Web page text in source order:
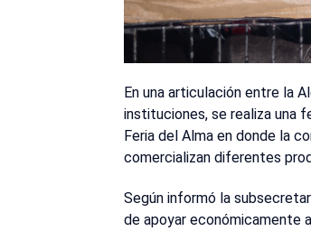
En una articulación entre la
instituciones, se realiza una
Feria del Alma en donde la
comercializan diferentes
Según informó la
de apoyar económicamente